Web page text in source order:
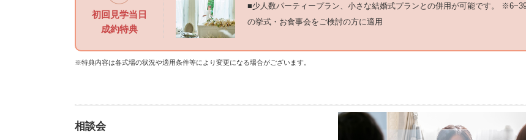
初回見学当日
成約特典
■少人数パーティープラン、小さな結婚式プランとの併用が可能です。
の挙式・お食事会をご検討の方に適用
※特典内容は各式場の状況や適用条件等により変更になる場合がございます。
相談会